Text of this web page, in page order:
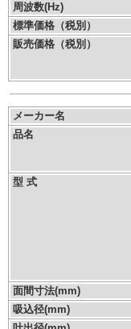
周波数(Hz)
標準価格（税別）
販売価格（税別）
メーカー名
品名
型 式
面間寸法(mm)
吸込径(mm)